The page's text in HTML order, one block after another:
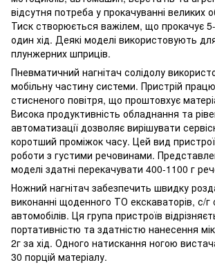
відсутня потреба у прокачуванні великих
Тиск створюється важілем, що прокачує
один хід. Деякі моделі використовують
плунжерних шприців.
Пневматичний нагнітач солідолу
мобільну частину системи. Пристрій
стисненого повітря, що проштовхує
Висока продуктивність обладнання та
автоматизації дозволяє вирішувати
коротший проміжок часу. Цей вид
роботи з густими речовинами.
моделі здатні перекачувати 400-1100 г
Ножний нагнітач забезпечить швидку
виконанні щоденного ТО екскаваторів, с/
автомобілів. Ця група пристроїв
портативністю та здатністю нанесення
2г за хід. Одного натискання ногою
30 порцій матеріалу.